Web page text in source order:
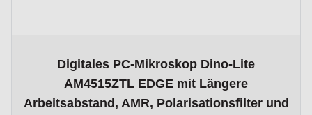
Digitales PC-Mikroskop Dino-Lite
AM4515ZTL EDGE mit Längere
Arbeitsabstand, AMR, Polarisationsfilter und